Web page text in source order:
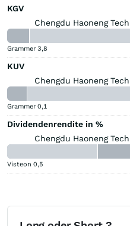
KGV
Chengdu Haoneng
Grammer 3,8
KUV
Chengdu Haoneng
Grammer 0,1
Dividendenrendite in %
Chengdu Haoneng
Visteon 0,5